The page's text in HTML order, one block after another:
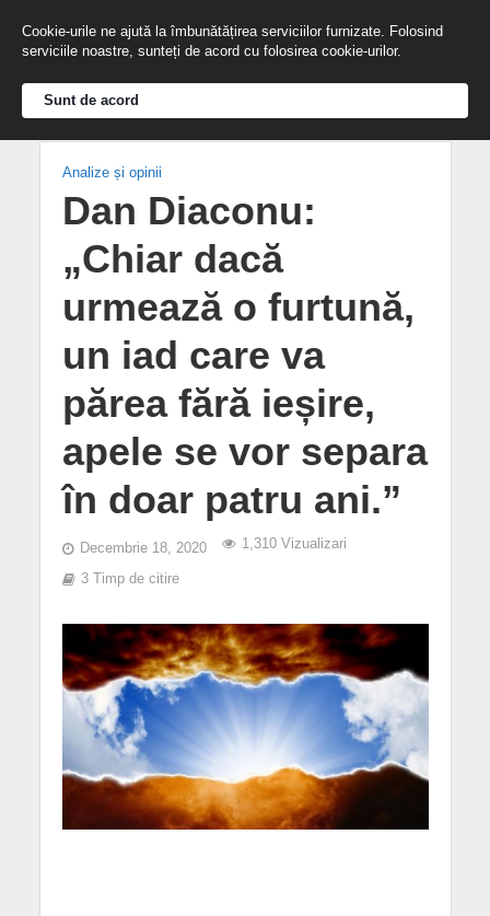
Analize și opinii
Dan Diaconu:
„Chiar dacă
urmează o furtună,
un iad care va
părea fără ieșire,
apele se vor separa
în doar patru ani.”
Decembrie 18, 2020 1,310 Vizualizari
3 Timp de citire
Cookie-urile ne ajută la îmbunătățirea serviciilor furnizate. Folosind
serviciile noastre, sunteți de acord cu folosirea cookie-urilor.
Sunt de acord